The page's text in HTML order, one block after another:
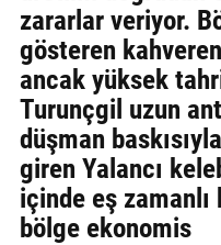
İletişim
Gizlilik
Politikası
zararlar veriyor.
gösteren
ancak yüksek
Turunçgil uzun
düşman
giren Yalancı
içinde eş
bölge ekonomis